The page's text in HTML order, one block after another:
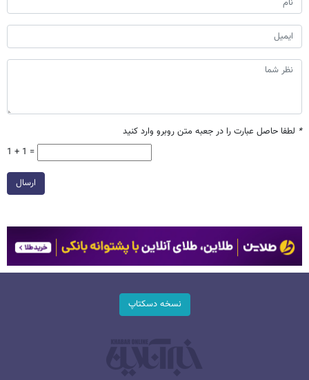
* لطفا حاصل عبارت را در جعبه متن روبرو وارد کنید
1 + 1 =
ارسال
نسخه دسکتاپ